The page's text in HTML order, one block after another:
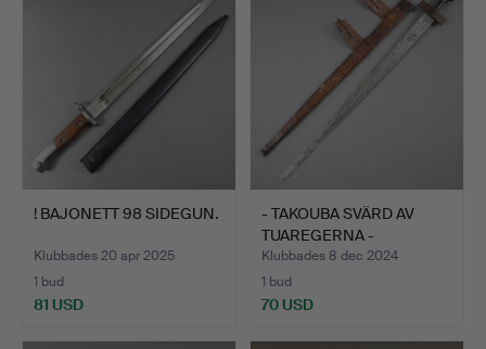
! BAJONETT 98 SIDEGUN.
Klubbades 20 apr 2025
1 bud
81 USD
- TAKOUBA SVÄRD AV
TUAREGERNA -
NORDAFRIKA.
Klubbades 8 dec 2024
1 bud
70 USD